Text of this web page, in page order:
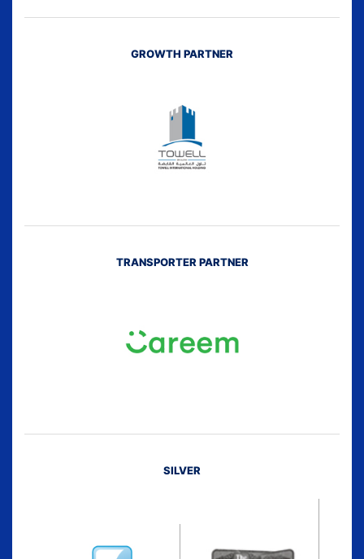
GROWTH PARTNER
TRANSPORTER PARTNER
SILVER